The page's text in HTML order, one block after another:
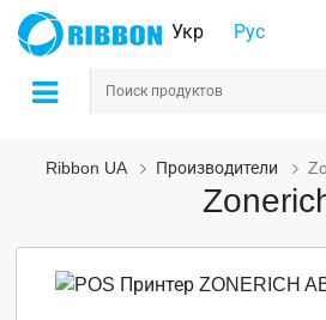
Укр Рус
Ribbon UA Производители